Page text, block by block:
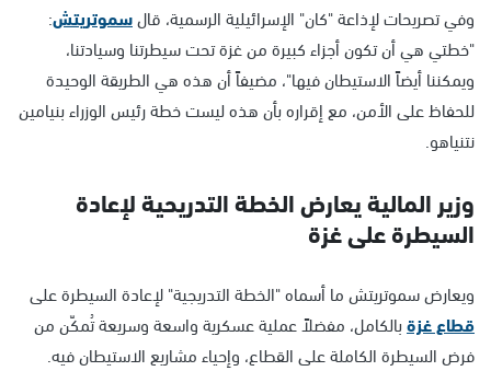
وفي تصريحات لإذاعة "كان" الإسرائيلية الرسمية، قالسموتريتش:
"خطتي هي أن تكون أجزاء كبيرة من غزة تحت سيطرتنا وسيادتنا،
ويمكننا أيضاً الاستيطان فيها"، مضيفاً أن هذه هي الطريقة الوحيدة
للحفاظ على الأمن، مع إقراره بأن هذه ليست خطة رئيس الوزراء بنيامين
نتنياهو.
وزير المالية يعارض الخطة التدريحية لإعادة
السيطرة على غزة
ويعارض سموتريتش ما أسماه "الخطة التدريجية" لإعادة السيطرة على
قطاع غزةبالكامل، مفضلاً عملية عسكرية واسعة وسريعة تُمكّن من
فرض السيطرة الكاملة على القطاع، وإحياء مشاريع الاستيطان فيه.